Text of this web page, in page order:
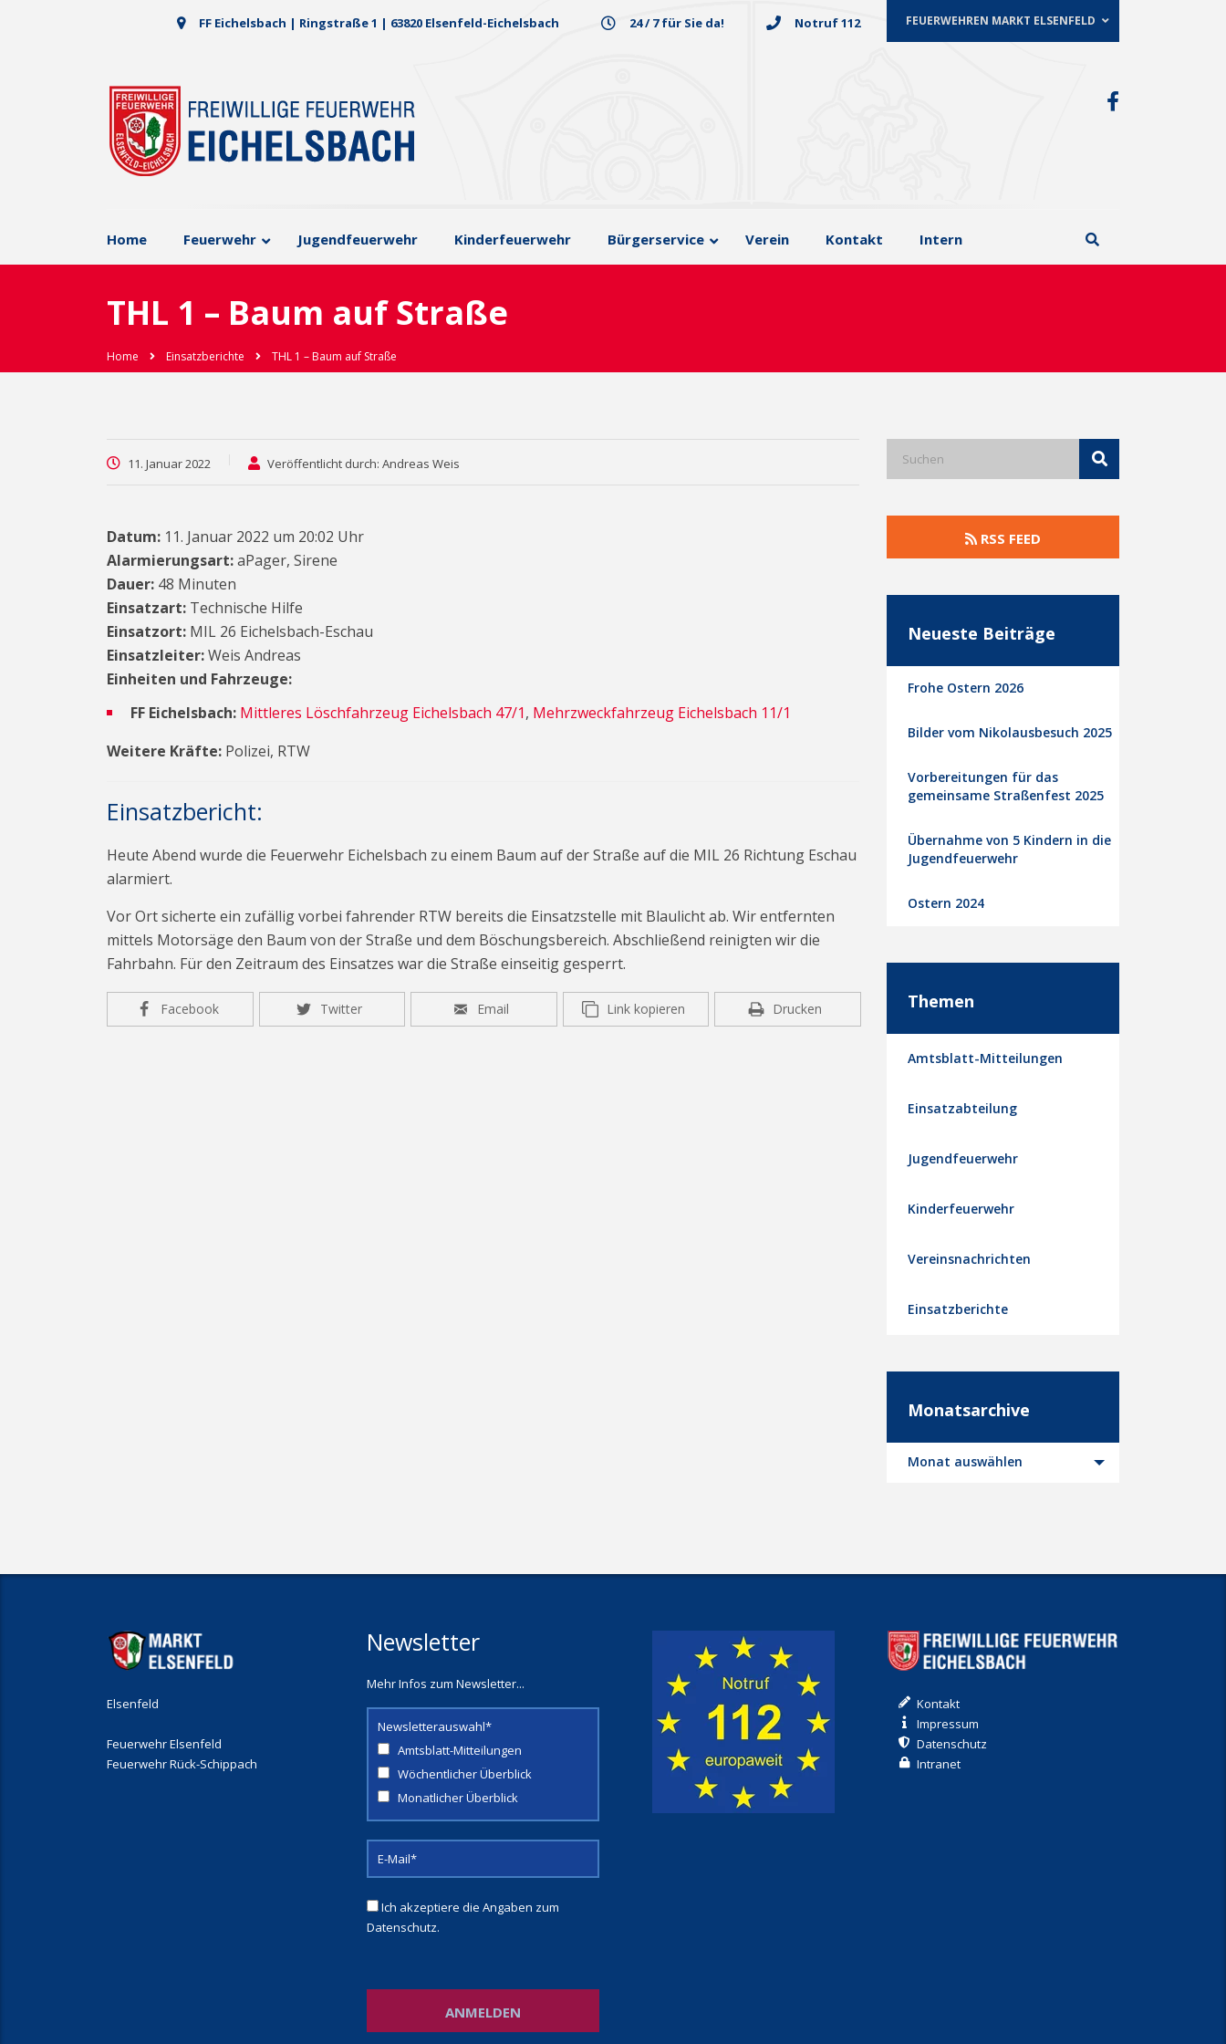
FEUERWEHREN MARKT ELSENFELD
FF Eichelsbach | Ringstraße 1 | 63820 Elsenfeld-Eichelsbach 24 / 7 für Sie da! Notruf 112
Home Feuerwehr Jugendfeuerwehr Kinderfeuerwehr Bürgerservice Verein Kontakt Intern
THL 1 – Baum auf Straße
Home Einsatzberichte THL 1 – Baum auf Straße
11. Januar 2022 Veröffentlicht durch: Andreas Weis
Datum: 11. Januar 2022 um 20:02 Uhr
Alarmierungsart:aPager, Sirene
Dauer: 48 Minuten
Einsatzart: Technische Hilfe
Einsatzort: MIL 26 Eichelsbach-Eschau
Einsatzleiter:Weis Andreas
Einheiten und Fahrzeuge:
FF Eichelsbach: Mittleres Löschfahrzeug Eichelsbach 47/1, Mehrzweckfahrzeug Eichelsbach 11/1
Weitere Kräfte: Polizei, RTW
Einsatzbericht:
Heute Abend wurde die Feuerwehr Eichelsbach zu einem Baum auf der Straße auf die MIL 26 Richtung Eschau
alarmiert.
Vor Ort sicherte ein zufällig vorbei fahrender RTW bereits die Einsatzstelle mit Blaulicht ab. Wir entfernten
mittels Motorsäge den Baum von der Straße und dem Böschungsbereich. Abschließend reinigten wir die
Fahrbahn. Für den Zeitraum des Einsatzes war die Straße einseitig gesperrt.
Facebook Twitter Email Link kopieren Drucken
RSS FEED
Neueste Beiträge
Frohe Ostern 2026
Bilder vom Nikolausbesuch 2025
Vorbereitungen für das
gemeinsame Straßenfest 2025
Übernahme von 5 Kindern in die
Jugendfeuerwehr
Ostern 2024
Themen
Amtsblatt-Mitteilungen
Einsatzabteilung
Jugendfeuerwehr
Kinderfeuerwehr
Vereinsnachrichten
Einsatzberichte
Monatsarchive
Monatsarchive
Monat auswählen
Elsenfeld
Feuerwehr Elsenfeld
Feuerwehr Rück-Schippach
Newsletter
Mehr Infos zum Newsletter...
Newsletterauswahl*
Amtsblatt-Mitteilungen
Wöchentlicher Überblick
Monatlicher Überblick
Ich akzeptiere die Angaben zum
Datenschutz.
Kontakt
Impressum
Datenschutz
Intranet